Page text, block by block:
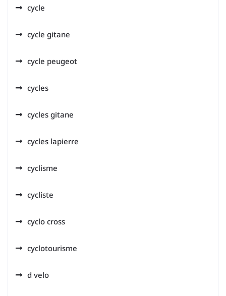
cycle
cycle gitane
cycle peugeot
cycles
cycles gitane
cycles lapierre
cyclisme
cycliste
cyclo cross
cyclotourisme
d velo